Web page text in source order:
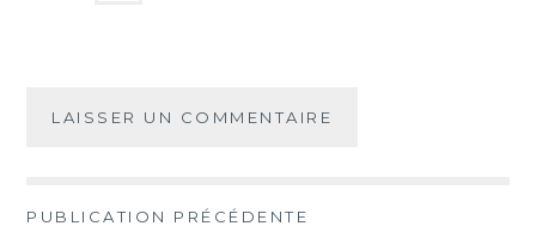
PUBLICATION PRÉCÉDENTE